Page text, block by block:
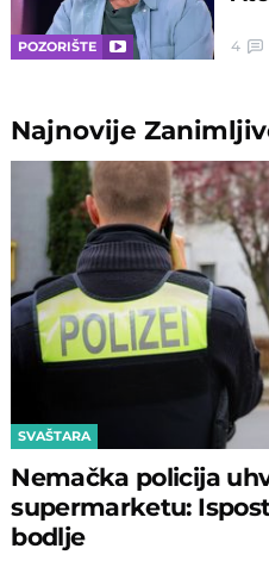
POZORIŠTE 4
Najnovije
SVAŠTARA
Nemačka policija
supermarketu:
bodlje